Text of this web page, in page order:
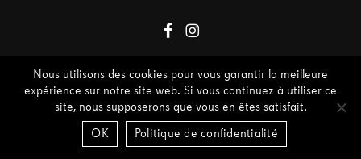
2026 La Compagnie du Verre
Nous utilisons des cookies pour vous garantir la meilleure
expérience sur notre site web. Si vous continuez à utiliser ce
site, nous supposerons que vous en êtes satisfait.
OK Politique de confidentialité